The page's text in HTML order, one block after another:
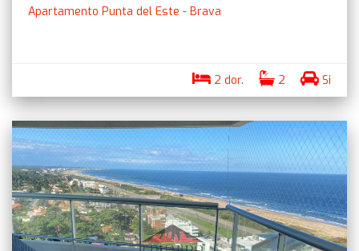
Apartamento Punta del Este - Brava
2 dor. 2 Si